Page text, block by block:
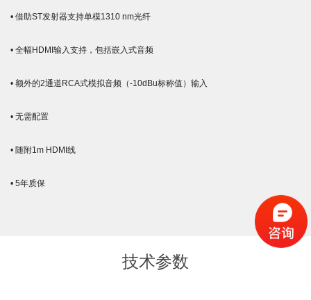
• 借助ST发射器支持单模1310 nm光纤
• 全幅HDMI输入支持，包括嵌入式音频
• 额外的2通道RCA式模拟音频（-10dBu标称值）输入
• 无需配置
• 随附1m HDMI线
• 5年质保
技术参数